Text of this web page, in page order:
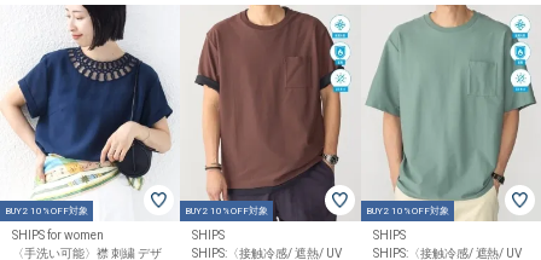
BUY2 10%OFF対象
SHIPS for women
〈手洗い可能〉襟 刺繍 デザ
BUY2 10%OFF対象
SHIPS
SHIPS:〈接触冷感/ 遮熱/ UV
BUY2 10%OFF対象
SHIPS
SHIPS:〈接触冷感/ 遮熱/ UV